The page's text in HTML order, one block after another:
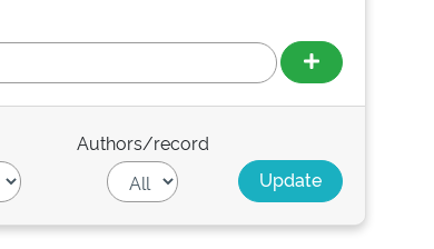
Authors/record